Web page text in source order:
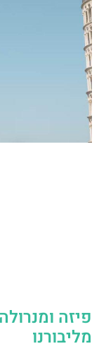
מליבורנו